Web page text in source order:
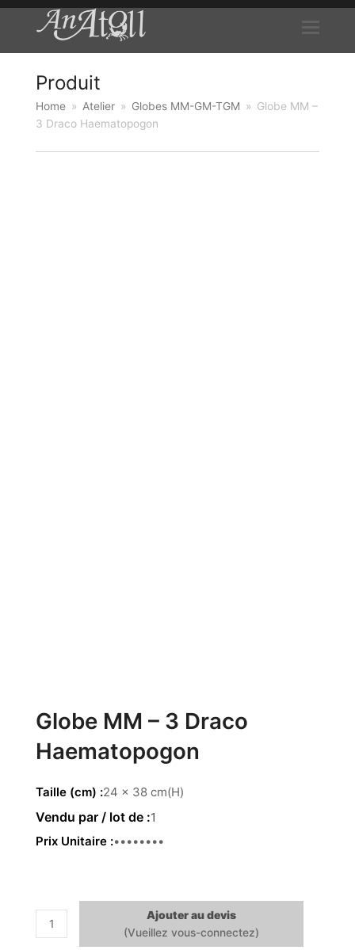
Produit
Home » Atelier » Globes MM-GM-TGM » Globe MM –
3 Draco Haematopogon
Globe MM – 3 Draco
Haematopogon
Taille (cm) 24 x 38 cm(H)
1
Prix Unitaire 119.00 €
quantité
de
Ajouter au devis